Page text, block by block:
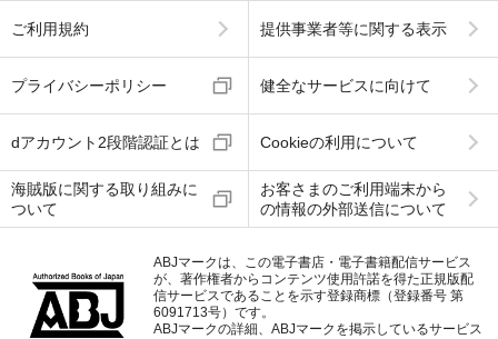
ご利用規約 提供事業者等に関する表示
プライバシーポリシー 健全なサービスに向けて
dアカウント2段階認証とは Cookieの利用について
海賊版に関する取り組みに
ついて
お客さまのご利用端末から
の情報の外部送信について
ABJマークは、この電子書店・電子書籍配信サービス
が、著作権者からコンテンツ使用許諾を得た正規版配
信サービスであることを示す登録商標（登録番号 第
6091713号）です。
ABJマークの詳細、ABJマークを掲示しているサービス